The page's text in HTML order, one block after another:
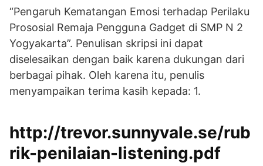
“Pengaruh Kematangan Emosi terhadap Perilaku
Prososial Remaja Pengguna Gadget di SMP N 2
Yogyakarta”. Penulisan skripsi ini dapat
diselesaikan dengan baik karena dukungan dari
berbagai pihak. Oleh karena itu, penulis
menyampaikan terima kasih kepada: 1.
http://trevor.sunnyvale.se/rub
rik-penilaian-listening.pdf